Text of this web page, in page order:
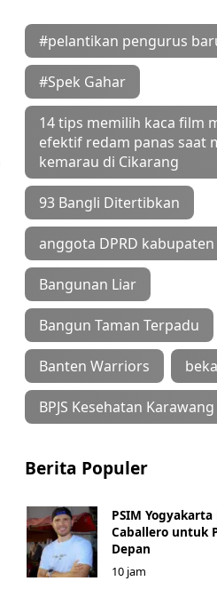
#pelantikan pengurus
#Spek Gahar
14 tips memilih kaca film
efektif redam panas saat
kemarau di Cikarang
93 Bangli Ditertibkan
anggota DPRD kabupaten
Bangunan Liar
Bangun Taman Terpadu
Banten Warriors
BPJS Kesehatan Karawang
Berita Populer
PSIM
Caballero untuk
Depan
10 jam